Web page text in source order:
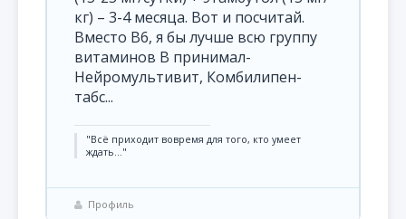
кг) – 3-4 месяца. Вот и посчитай.
Вместо В6, я бы лучше всю группу
витаминов В принимал-
Нейромультивит, Комбилипен-
табс...
"Всё приходит вовремя для того, кто умеет
ждать..."
Профиль